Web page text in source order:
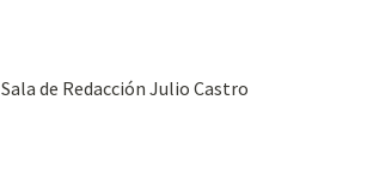
Sala de Redacción Julio Castro